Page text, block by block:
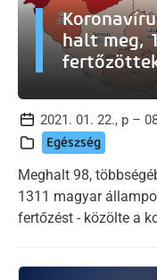
halt meg,
2021. 01. 22., p –
Egészség
Meghalt 98,
1311 magyar
fertőzést - közölte a